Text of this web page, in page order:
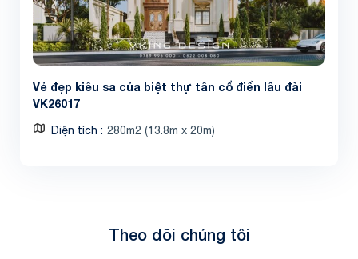
Vẻ đẹp kiêu sa của biệt thự tân cổ điển lâu đài
VK26017
Diện tích 280m2 (13.8m x 20m)
Theo dõi chúng tôi